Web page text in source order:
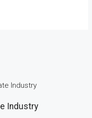
Industry
Industry